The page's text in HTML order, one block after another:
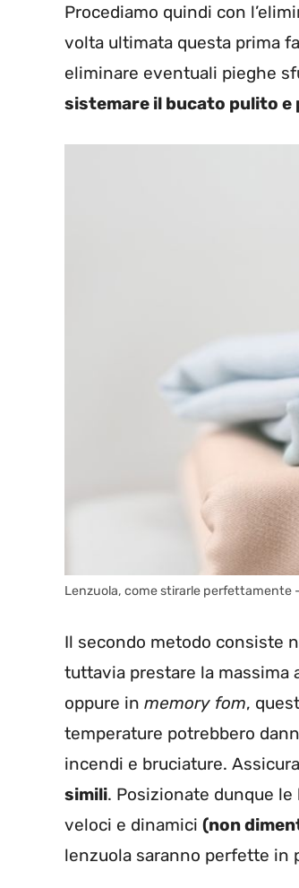
Procediamo quindi con
volta ultimata questa prima
eliminare eventuali pieghe
sistemare il bucato pulito e
Lenzuola, come stirarle perfettamente
Il secondo metodo consiste
tuttavia prestare la massima
oppure in memory fom,
temperature potrebbero
incendi e bruciature.
simili. Posizionate dunque
veloci e dinamici (non
lenzuola saranno perfette in